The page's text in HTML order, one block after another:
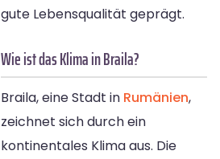
gute Lebensqualität geprägt.
Wie ist das Klima in Braila?
Braila, eine Stadt in Rumänien,
zeichnet sich durch ein
kontinentales Klima aus. Die